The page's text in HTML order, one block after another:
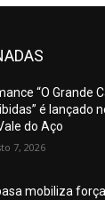
“O Grande
é lançado
do Aço
7, 2026
mobiliza